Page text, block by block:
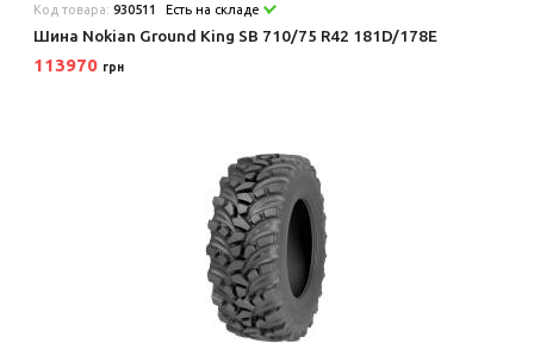
Код товара:930511 Есть на складе
Шина Nokian Ground King SB 710/75 R42 181D/178E
113970 грн